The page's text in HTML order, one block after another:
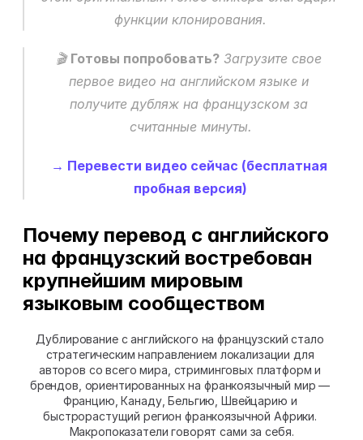
функции клонирования.
🎬 Готовы попробовать? Загрузите свое
первое видео на английском языке и
получите дубляж на французском за
считанные минуты.
→ Перевести видео сейчас (бесплатная
пробная версия)
Почему перевод с английского
на французский востребован
крупнейшим мировым
языковым сообществом
Дублирование с английского на французский стало
стратегическим направлением локализации для
авторов со всего мира, стриминговых платформ и
брендов, ориентированных на франкоязычный мир —
Францию, Канаду, Бельгию, Швейцарию и
быстрорастущий регион франкоязычной Африки.
Макропоказатели говорят сами за себя.